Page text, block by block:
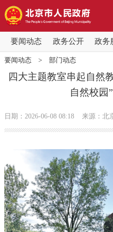
要闻动态 政务公开 政务
要闻动态
党中央精神
会议
市领导 机构
政策兑现 政策
决策公开 专题
要闻动态> 部门动态
四大主题教室串起自然
自然校园
日期：2026-06-08 08:18 来源：北